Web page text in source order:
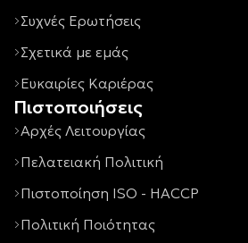
Συχνές Ερωτήσεις
Σχετικά με εμάς
Ευκαιρίες Καριέρας
Πιστοποιήσεις
Αρχές Λειτουργίας
Πελατειακή Πολιτική
Πιστοποίηση ISO - HACCP
Πολιτική Ποιότητας